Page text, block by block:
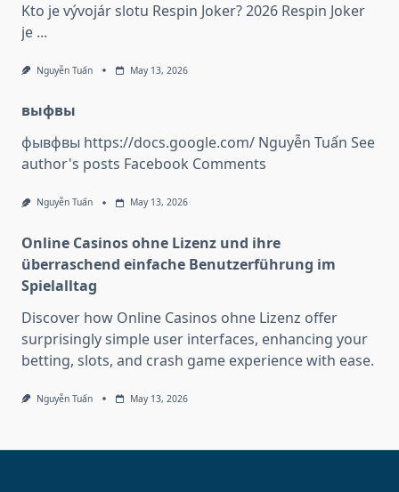
Kto je vývojár slotu Respin Joker? 2026 Respin Joker
je ...
Nguyễn Tuấn May 13, 2026
выфвы
фывфвы https://docs.google.com/ Nguyễn Tuấn See
author's posts Facebook Comments
Nguyễn Tuấn May 13, 2026
Online Casinos ohne Lizenz und ihre
überraschend einfache Benutzerführung im
Spielalltag
Discover how Online Casinos ohne Lizenz offer
surprisingly simple user interfaces, enhancing your
betting, slots, and crash game experience with ease.
Nguyễn Tuấn May 13, 2026